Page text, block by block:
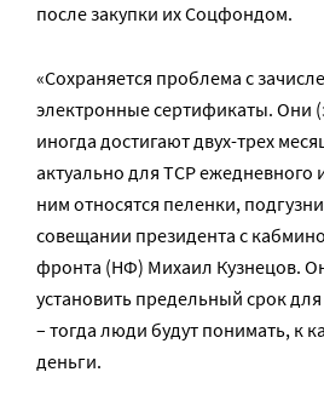
после закупки их Соцфондом.
«Сохраняется проблема с
электронные сертификаты. Они
иногда достигают двух-трех
актуально для ТСР ежедневного
ним относятся пеленки,
совещании президента с
фронта (НФ) Михаил Кузнецов.
установить предельный срок
– тогда люди будут понимать, к
деньги.